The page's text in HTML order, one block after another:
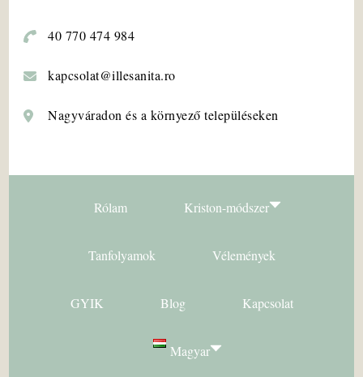
40 770 474 984
kapcsolat@illesanita.ro
Nagyváradon és a környező településeken
Rólam Kriston-módszer
Tanfolyamok Vélemények
GYIK Blog Kapcsolat
Magyar
Română